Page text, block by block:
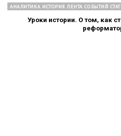
АНАЛИТИКА ИСТОРИЯ ЛЕНТА СОБЫТИЙ
Уроки истории. О том, как